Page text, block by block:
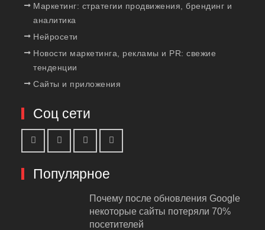
Маркетинг: стратегии продвижения, брендинг и
аналитика
Нейросети
Новости маркетинга, рекламы и PR: свежие
тенденции
Сайты и приложения
Соц сети
Популярное
Почему после обновления Google
некоторые сайты потеряли 70%
посетителей